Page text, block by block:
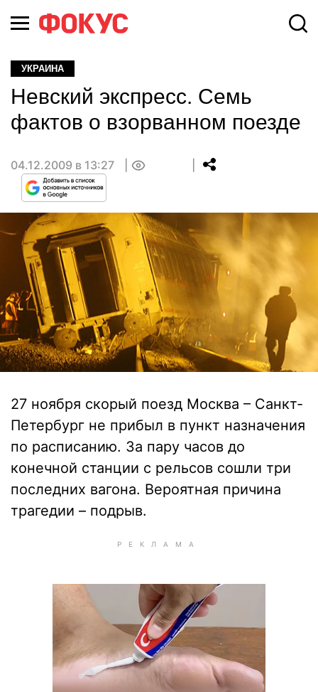
УКРАИНА
Невский экспресс. Семь
фактов о взорванном поезде
04.12.2009 в 13:27
27 ноября скорый поезд Москва – Санкт-
Петербург не прибыл в пункт назначения
по расписанию. За пару часов до
конечной станции с рельсов сошли три
последних вагона. Вероятная причина
трагедии – подрыв.